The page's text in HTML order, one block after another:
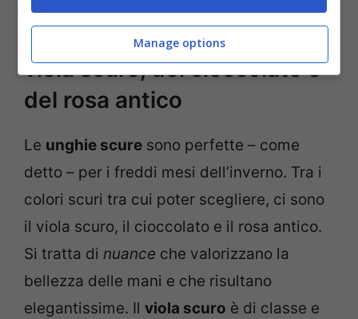
Unghie scure, le nuance del
viola scuro, del cioccolato e
del rosa antico
Le unghie scure sono perfette – come
detto – per i freddi mesi dell’inverno. Tra i
colori scuri tra cui poter scegliere, ci sono
il viola scuro, il cioccolato e il rosa antico.
Si tratta di nuance che valorizzano la
bellezza delle mani e che risultano
elegantissime. Il viola scuro è di classe e
Manage options